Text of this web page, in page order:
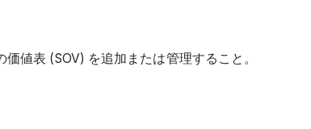
値表 (SOV) を追加または管理すること。